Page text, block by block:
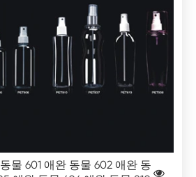
물 601 애완 동물 602 애완 동